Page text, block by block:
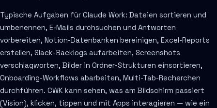
Typische Aufgaben für Claude Work: Dateien sortieren und
umbenennen, E-Mails durchsuchen und Antworten
vorbereiten, Notion-Datenbanken bereinigen, Excel-Reports
erstellen, Slack-Backlogs aufarbeiten, Screenshots
verschlagworten, Bilder in Ordner-Strukturen einsortieren,
Onboarding-Workflows abarbeiten, Multi-Tab-Recherchen
durchführen. CWK kann sehen, was am Bildschirm passiert
(Vision), klicken, tippen und mit Apps interagieren — wie ein